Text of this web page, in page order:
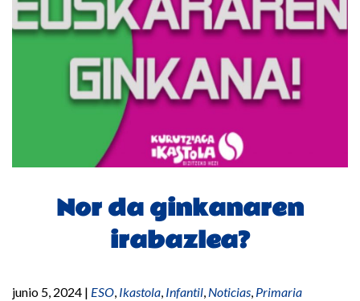
Nor da ginkanaren
irabazlea?
junio 5, 2024 | ESO, Ikastola, Infantil, Noticias, Primaria